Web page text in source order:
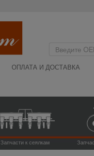
ОПЛАТА И ДОСТАВКА
Запчасти к сеялкам